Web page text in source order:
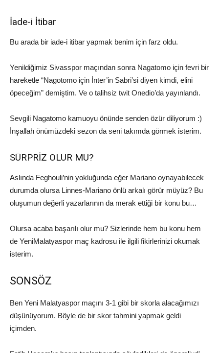
İade-i İtibar
Bu arada bir iade-i itibar yapmak benim için farz oldu.
Yenildiğimiz Sivasspor maçından sonra Nagatomo için fevri bir
hareketle “Nagotomo için İnter’in Sabri’si diyen kimdi, elini
öpeceğim” demiştim. Ve o talihsiz twit Onedio’da yayınlandı.
Sevgili Nagatomo kamuoyu önünde senden özür diliyorum :)
İnşallah önümüzdeki sezon da seni takımda görmek isterim.
SÜRPRİZ OLUR MU?
Aslında Feghouli’nin yokluğunda eğer Mariano oynayabilecek
durumda olursa Linnes-Mariano önlü arkalı görür müyüz? Bu
oluşumun değerli yazarlarının da merak ettiği bir konu bu…
Olursa acaba başarılı olur mu? Sizlerinde hem bu konu hem
de YeniMalatyaspor maç kadrosu ile ilgili fikirlerinizi okumak
isterim.
SONSÖZ
Ben Yeni Malatyaspor maçını 3-1 gibi bir skorla alacağımızı
düşünüyorum. Böyle de bir skor tahmini yapmak geldi
içimden.